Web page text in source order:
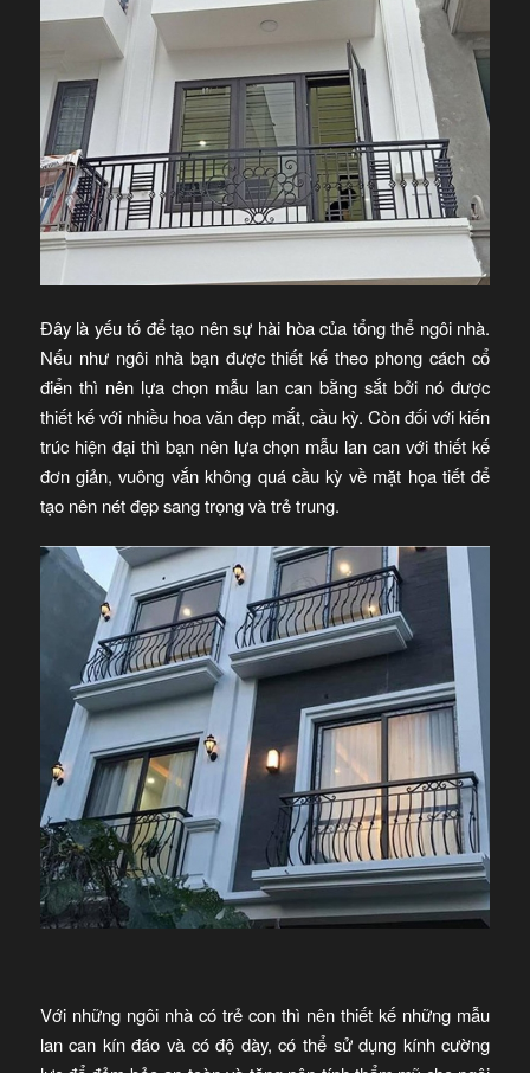
Đây là yếu tố để tạo nên sự hài hòa của tổng thể ngôi nhà.
Nếu như ngôi nhà bạn được thiết kế theo phong cách cổ
điển thì nên lựa chọn mẫu lan can bằng sắt bởi nó được
thiết kế với nhiều hoa văn đẹp mắt, cầu kỳ. Còn đối với kiến
trúc hiện đại thì bạn nên lựa chọn mẫu lan can với thiết kế
đơn giản, vuông vắn không quá cầu kỳ về mặt họa tiết để
tạo nên nét đẹp sang trọng và trẻ trung.
Với những ngôi nhà có trẻ con thì nên thiết kế những mẫu
lan can kín đáo và có độ dày, có thể sử dụng kính cường